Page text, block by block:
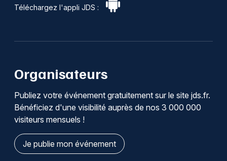
Téléchargez l'appli JDS :
Organisateurs
Publiez votre événement gratuitement sur le site jds.fr.
Bénéficiez d'une visibilité auprès de nos 3 000 000
visiteurs mensuels !
Je publie mon événement